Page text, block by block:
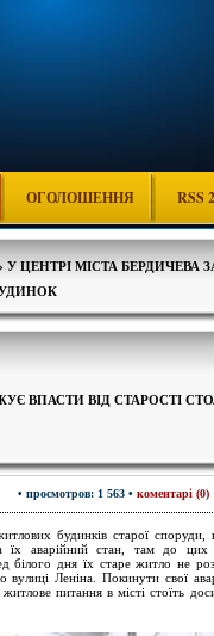
ОГОЛОШЕННЯ RSS
У ЦЕНТРІ МІСТА БЕРДИЧЕВА
ВПАСТИ ВІД СТАРОСТІ
• просмотров: 1 563 • коментарі (0)
будинків старої
їх аварійний стан, там до
дня їх старе житло не
Леніна. Покинути свої
питання в місті стоїть